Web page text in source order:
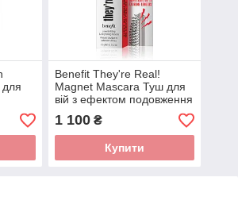
Benefit They're Real!
Magnet Mascara Туш для
вій з ефектом подовження
9g
1 100₴
Купити